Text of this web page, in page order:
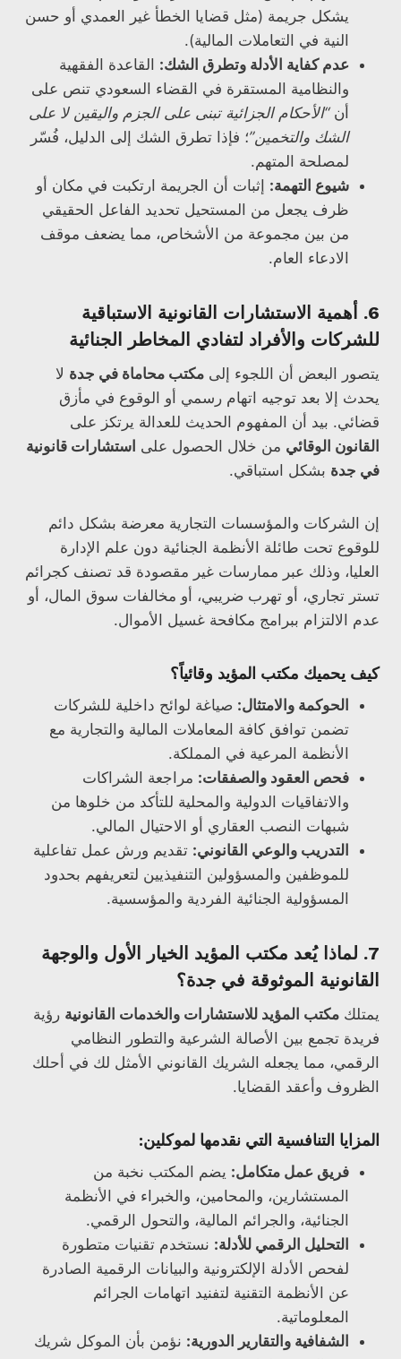
يشكل جريمة (مثل قضايا الخطأ غير العمدي أو حسن
النية في التعاملات المالية).
عدم كفاية الأدلة وتطرق الشك: القاعدة الفقهية
والنظامية المستقرة في القضاء السعودي تنص على
أن“الأحكام الجزائية تبنى على الجزم واليقين لا على
الشك والتخمين”؛ فإذا تطرق الشك إلى الدليل، فُسّر
لمصلحة المتهم.
شيوع التهمة: إثبات أن الجريمة ارتكبت في مكان أو
ظرف يجعل من المستحيل تحديد الفاعل الحقيقي
من بين مجموعة من الأشخاص، مما يضعف موقف
الادعاء العام.
6. أهمية الاستشارات القانونية الاستباقية
للشركات والأفراد لتفادي المخاطر الجنائية
يتصور البعض أن اللجوء إلى مكتب محاماة في جدة لا
يحدث إلا بعد توجيه اتهام رسمي أو الوقوع في مأزق
قضائي. بيد أن المفهوم الحديث للعدالة يرتكز على
القانون الوقائي من خلال الحصول على استشارات قانونية
في جدة بشكل استباقي.
إن الشركات والمؤسسات التجارية معرضة بشكل دائم
للوقوع تحت طائلة الأنظمة الجنائية دون علم الإدارة
العليا، وذلك عبر ممارسات غير مقصودة قد تصنف كجرائم
تستر تجاري، أو تهرب ضريبي، أو مخالفات سوق المال، أو
عدم الالتزام ببرامج مكافحة غسيل الأموال.
كيف يحميك مكتب المؤيد وقائياً؟
الحوكمة والامتثال: صياغة لوائح داخلية للشركات
تضمن توافق كافة المعاملات المالية والتجارية مع
الأنظمة المرعية في المملكة.
فحص العقود والصفقات: مراجعة الشراكات
والاتفاقيات الدولية والمحلية للتأكد من خلوها من
شبهات النصب العقاري أو الاحتيال المالي.
التدريب والوعي القانوني: تقديم ورش عمل تفاعلية
للموظفين والمسؤولين التنفيذيين لتعريفهم بحدود
المسؤولية الجنائية الفردية والمؤسسية.
7. لماذا يُعد مكتب المؤيد الخيار الأول والوجهة
القانونية الموثوقة في جدة؟
يمتلك مكتب المؤيد للاستشارات والخدمات القانونية رؤية
فريدة تجمع بين الأصالة الشرعية والتطور النظامي
الرقمي، مما يجعله الشريك القانوني الأمثل لك في أحلك
الظروف وأعقد القضايا.
المزايا التنافسية التي نقدمها لموكلين:
فريق عمل متكامل: يضم المكتب نخبة من
المستشارين، والمحامين، والخبراء في الأنظمة
الجنائية، والجرائم المالية، والتحول الرقمي.
التحليل الرقمي للأدلة: نستخدم تقنيات متطورة
لفحص الأدلة الإلكترونية والبيانات الرقمية الصادرة
عن الأنظمة التقنية لتفنيد اتهامات الجرائم
المعلوماتية.
الشفافية والتقارير الدورية: نؤمن بأن الموكل شريك